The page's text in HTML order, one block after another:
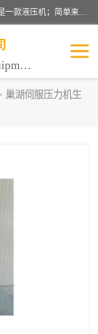
苏州布斯威机械设备有限公司主要经营：伺服油压机也是一款液压机；简单来说，传统的油压机，选用的是普通电机，普通电机容易发热，容易烧坏。伺服油压机采用先进的伺服电机，一般选用汇川 、日本大金、台达等品牌。伺服电机配套伺服泵还有伺服驱动器等部件，这样机器的电机过热，能耗的控制、机器工作的噪音都得到了完美的解决。
Suzhou Busiwei Machinery Equipment Co., Ltd.
巢湖伺服压力机生
压力机